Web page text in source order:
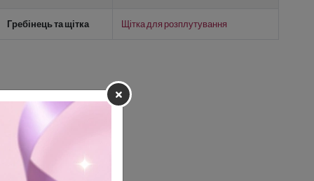
Гребінець та щітка Щітка для розплутування